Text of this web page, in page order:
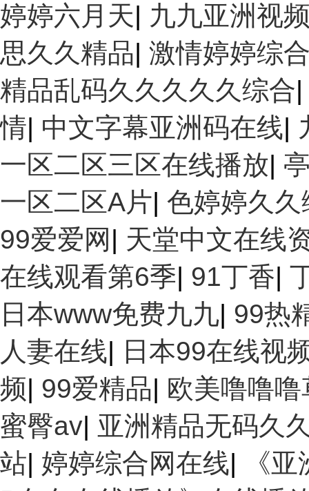
婷婷六月天| 九九亚洲视
思久久精品| 激情婷婷综
精品乱码久久久久久综合
情| 中文字幕亚洲码在线|
一区二区三区在线播放|
一区二区A片| 色婷婷久
99爱爱网 | 天堂中文在线
在线观看第6季| 91丁香|
日本www免费九九| 99热
人妻在线| 日本99在线视
频| 99爱精品| 欧美噜噜噜
蜜臀av| 亚洲精品无码久
站| 婷婷综合网在线|
《